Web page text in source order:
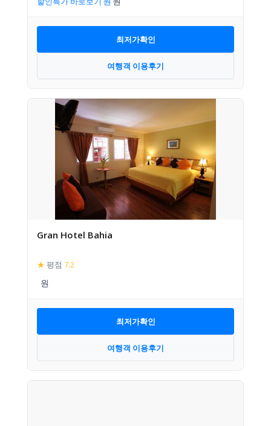
최저가확인
여행객 이용후기
Gran Hotel Bahia
★ 평점 7.2
최저가확인
여행객 이용후기